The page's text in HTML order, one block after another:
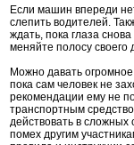
Если машин впереди
слепить водителей.
ждать, пока глаза
меняйте полосу своего
Можно давать
пока сам человек не
рекомендации ему не
транспортным
действовать в сложных
помех другим